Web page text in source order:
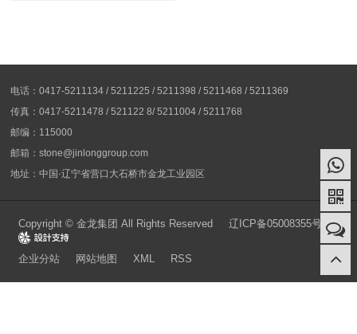
电话：0417-5211134 / 5211225 / 5211398 / 5211468 / 5211369
传真：0417-5211478 / 521122 8/ 5211004 / 5211768
邮编：115000
邮箱：stone@jinlonggroup.com
地址：中国·辽宁省营口大石桥市金龙工业园区
Copyright © 金龙集团 All Rights Reserved
辽ICP备05008355号-1
Design
企业分站
网站地图 XML RSS